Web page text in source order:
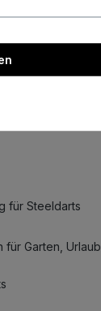
Pflichtfelder.
für Steeldarts
für Garten, Urlaub